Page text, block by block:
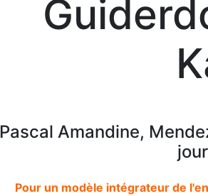
Pascal Amandine,
Pour un modèle intégrateur de